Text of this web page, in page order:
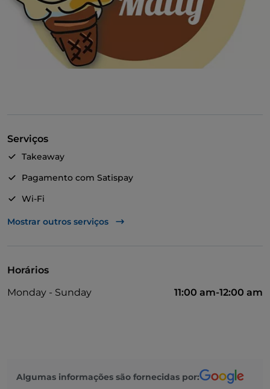
Serviços
Takeaway
Pagamento com Satispay
Wi-Fi
Visa
Mostrar outros serviços
Horários
Monday - Sunday
11:00 am-12:00 am
Algumas informações são fornecidas por: